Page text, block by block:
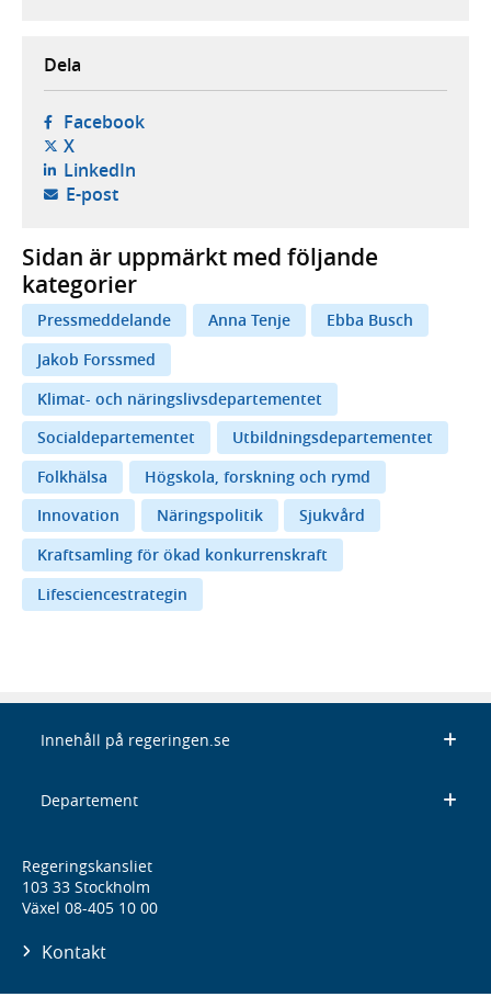
Dela
Facebook- öppnas i ny flik, extern webbplats,
X- öppnas i ny flik, extern webbplats,
LinkedIn- öppnas i ny flik, extern webbplats,
E-post- öppnar din e-postklient,
Sidan är uppmärkt med följande
kategorier
Pressmeddelande Anna Tenje
Ebba Busch
Jakob Forssmed
Klimat- och näringslivsdepartementet
Socialdepartementet
Utbildningsdepartementet
Folkhälsa
Högskola, forskning och rymd
Innovation
Näringspolitik
Sjukvård
Kraftsamling för ökad konkurrenskraft
Lifesciencestrategin
Innehåll på regeringen.se
Departement
Regeringskansliet
103 33 Stockholm
Växel 08-405 10 00
Kontakt